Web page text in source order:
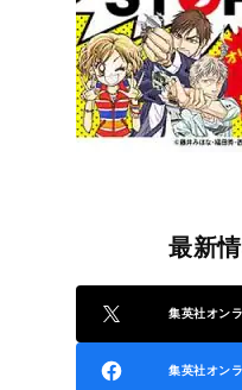
最新
集英社オン
集英社オン